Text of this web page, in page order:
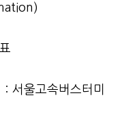
서울고속버스터미